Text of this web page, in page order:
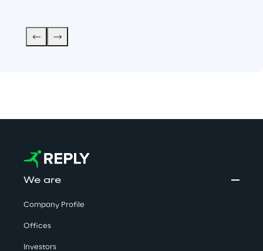
We are
Company Profile
Offices
Investors